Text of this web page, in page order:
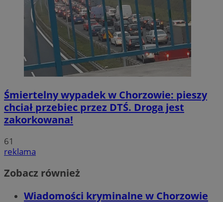
Śmiertelny wypadek w Chorzowie: pieszy
chciał przebiec przez DTŚ. Droga jest
zakorkowana!
61
reklama
Zobacz również
Wiadomości kryminalne w Chorzowie